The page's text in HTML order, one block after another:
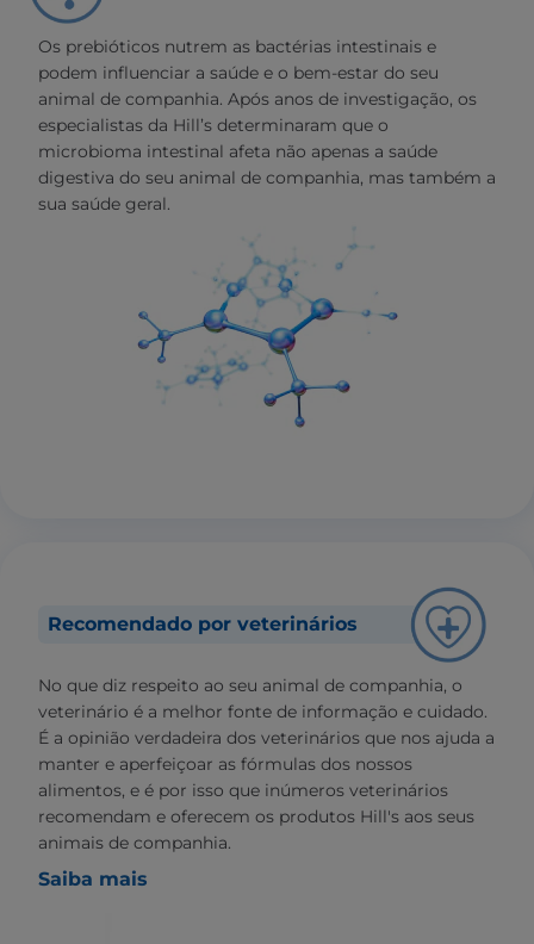
Os prebióticos nutrem as bactérias intestinais e
podem influenciar a saúde e o bem-estar do seu
animal de companhia. Após anos de investigação, os
especialistas da Hill’s determinaram que o
microbioma intestinal afeta não apenas a saúde
digestiva do seu animal de companhia, mas também a
sua saúde geral.
Recomendado por veterinários
No que diz respeito ao seu animal de companhia, o
veterinário é a melhor fonte de informação e cuidado.
É a opinião verdadeira dos veterinários que nos ajuda a
manter e aperfeiçoar as fórmulas dos nossos
alimentos, e é por isso que inúmeros veterinários
recomendam e oferecem os produtos Hill's aos seus
animais de companhia.
Saiba mais